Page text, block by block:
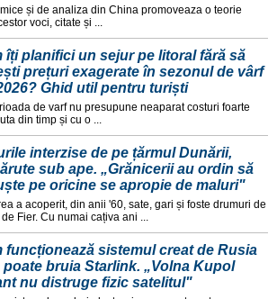
și de analiza din China promoveaza o teorie
voci, citate și ...
îți planifici un sejur pe litoral fără să
prețuri exagerate în sezonul de vârf
Ghid util pentru turiști
de varf nu presupune neaparat costuri foarte
din timp și cu o ...
interzise de pe țărmul Dunării,
sub ape. „Grănicerii au ordin să
pe oricine se apropie de maluri"
a acoperit, din anii '60, sate, gari și foste drumuri de
Fier. Cu numai cațiva ani ...
funcționează sistemul creat de Rusia
poate bruia Starlink. „Volna Kupol
nu distruge fizic satelitul"